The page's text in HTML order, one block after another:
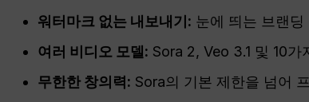
워터마크 없는 내보내기: 눈에 띄는 브랜
여러 비디오 모델: Sora 2, Veo 3.1 및 10
무한한 창의력: Sora의 기본 제한을 넘어